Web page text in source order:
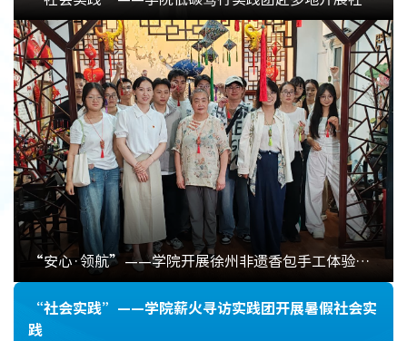
“社会实践”——学院薪火寻访实践团开展暑假社会实
践
“安心·领航”——学院开展徐州非遗香包手工体验活动